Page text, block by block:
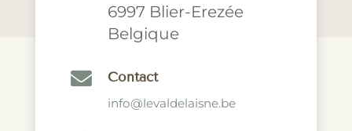
6997 Blier-Erezée
Belgique
 Contact
info@levaldelaisne.be